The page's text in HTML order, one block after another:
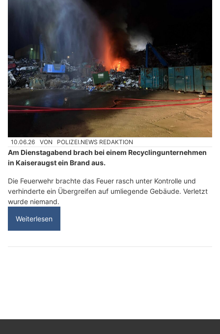
10.06.26 VON POLIZEI.NEWS REDAKTION
Am Dienstagabend brach bei einem Recyclingunternehmen
in Kaiseraugst ein Brand aus.
Die Feuerwehr brachte das Feuer rasch unter Kontrolle und
verhinderte ein Übergreifen auf umliegende Gebäude. Verletzt
wurde niemand.
Weiterlesen